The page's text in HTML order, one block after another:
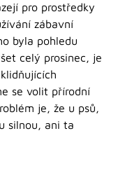
pro prostředky
zábavní
byla pohledu
celý prosinec, je
se volit přírodní
je, že u psů,
silnou, ani ta